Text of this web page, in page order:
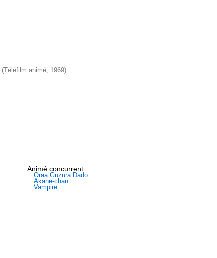
(Téléfilm animé, 1969)
Animé concurrent :
Oraa Guzura Dado
Akane-chan
Vampire